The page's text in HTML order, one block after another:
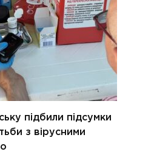
підбили підсумки
з вірусними